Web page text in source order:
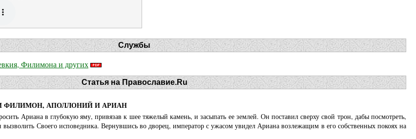
Службы
Филимона и других
Статья на Православие.Ru
ФИЛИМОН, АПОЛЛОНИЙ И АРИАН
Ариана в глубокую яму, привязав к шее тяжелый камень, и засыпать ее землей. Он поставил сверху свой трон, дабы посмотреть,
вызволить Своего исповедника. Вернувшись во дворец, император с ужасом увидел Ариана возлежащим в его собственных покоях на